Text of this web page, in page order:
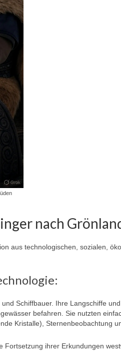
nach
aus technologischen, sozialen,
Schiffbauer. Ihre Langschiffe
befahren. Sie nutzten
Kristalle), Sternenbeobachtung
Fortsetzung ihrer Erkundungen